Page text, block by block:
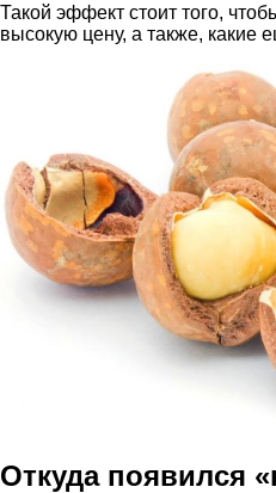
Такой эффект стоит того,
высокую цену, а также, какие
Откуда появился